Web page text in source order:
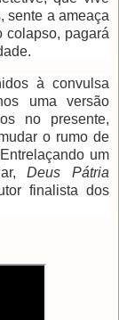
sente a ameaça
colapso, pagará
à convulsa
uma versão
no presente,
o rumo de
um
Deus Pátria
finalista dos